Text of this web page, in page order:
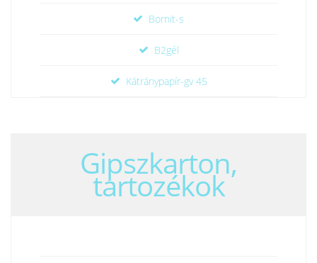
Bornit-s
B2gél
Kátránypapír-gv 45
Gipszkarton,
tartozékok